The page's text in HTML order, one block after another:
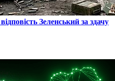
Зеленський за здачу